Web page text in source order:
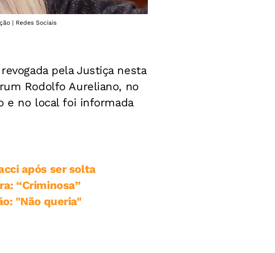
| Redes Sociais
pela Justiça nesta
Rodolfo Aureliano, no
e no local foi informada
após ser solta
“Criminosa”
"Não queria"